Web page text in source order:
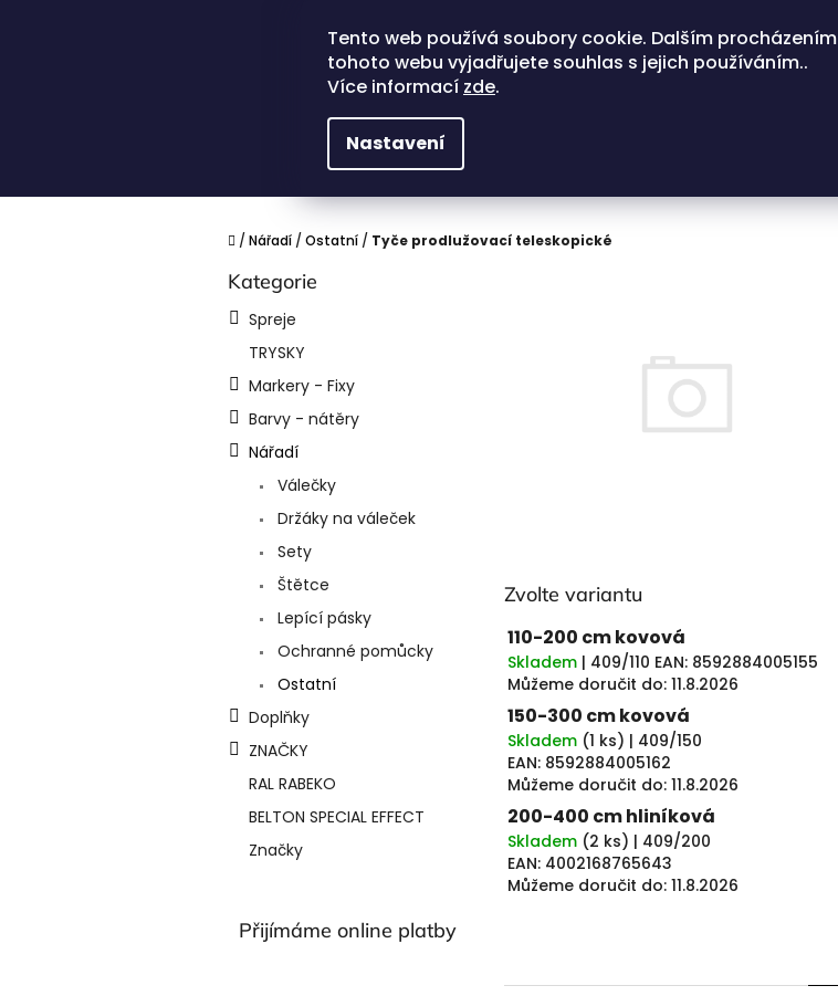
Tento web používá soubory cookie. Dalším procházením
tohoto webu vyjadřujete souhlas s jejich používáním..
Více informací zde.
Nastavení
Domů
/ Nářadí / Ostatní / Tyče prodlužovací teleskopické
Přeskočit
Kategorie
Spreje
TRYSKY
Markery - Fixy
Barvy - nátěry
Nářadí
Válečky
Držáky na váleček
Sety
Štětce
Lepící pásky
Ochranné pomůcky
Ostatní
Doplňky
ZNAČKY
RAL RABEKO
BELTON SPECIAL EFFECT
Značky
Přijímáme online platby
Zvolte variantu
110-200 cm kovová
Skladem | 409/110 EAN: 8592884005155
Můžeme doručit do: 11.8.2026
150-300 cm kovová
Skladem (1 ks) | 409/150
EAN: 8592884005162
Můžeme doručit do: 11.8.2026
200-400 cm hliníková
Skladem (2 ks) | 409/200
EAN: 4002168765643
Můžeme doručit do: 11.8.2026